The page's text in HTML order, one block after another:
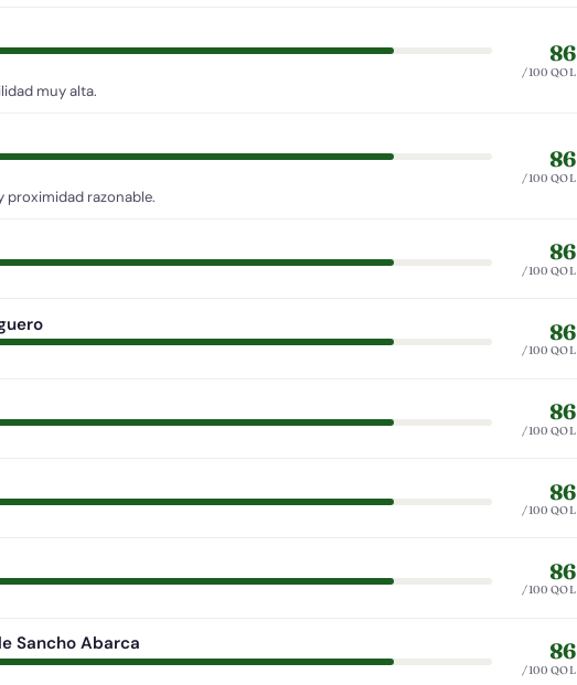
muy alta.
86
/100 QOL
proximidad razonable.
86
/100 QOL
86
/100 QOL
86
/100 QOL
86
/100 QOL
86
/100 QOL
86
/100 QOL
Sancho Abarca 86
/100 QOL